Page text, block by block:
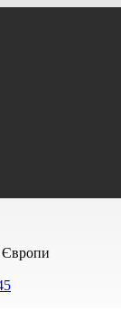
Європи